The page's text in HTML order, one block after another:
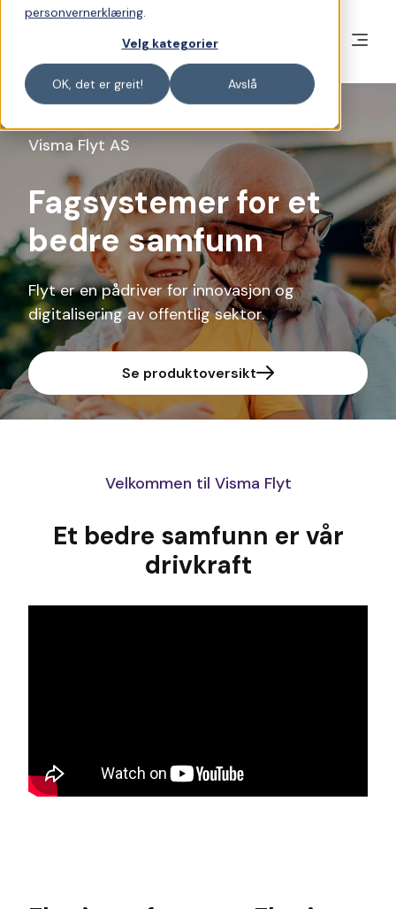
personvernerklæring.
Velg kategorier
OK, det er greit! Avslå
Visma Flyt AS
Fagsystemer for et
bedre samfunn
Flyt er en pådriver for innovasjon og
digitalisering av offentlig sektor.
Se produktoversikt
Velkommen til Visma Flyt
Et bedre samfunn er vår
drivkraft